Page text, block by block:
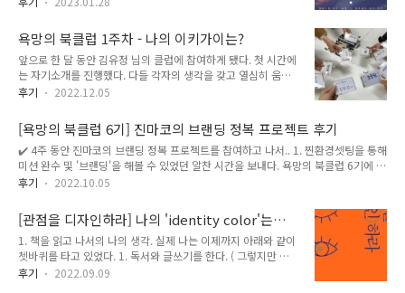
냈다는 뜻으로 받아들여진다. 다시 한번 아무런 생각 없이 살았
던, 수동적인 과거의 '나'의..
를 설정한 것만으로도 가슴이 설레고 삶이 변화했다고 느꼈었다.
그렇지만 시간이 지나면서 그 설렘은 사라지고 현실의 일들을 쳐
내느라 2 개월이 지나갔고 변화는 없었다. 그래서 어떻게 하면
내가 원하는 목표에 도달할 수 있을까 계속 고민해봤다. 책, 유튜
브 등을 찾으면서 고민하다가 내린 결론은 내가 원하는 목표를
한다. 이전과는 달라진 삶의 방식을 살아가기 위한 시작점. 그것
이 나에게는 '오전 5시..
욕망의 북클럽 1주차 - 나의 이키가이는?
앞으로 한 달 동안 김유정 님의 클럽에 참여하게 됐다. 첫 시간에
는 자기소개를 진행했다. 다들 각자의 생각을 갖고 열심히 움직
이고 있는 분들이어서 여기에 참여하길 너무 잘했다는 생각이 들
해서 정리해보려 한다. 1 ) 좋아하는 것 : 생각하는 것을 좋아함,
결이 맞는 사람들과 함께 의미있는 결과물을 만들어 내는 것을
좋아함, 고양이, 새로운 운동 해보는 걸 좋아함, 건강식품(영양
제, 단백질바 등등), 경제/트렌드 공부 하는 것을 좋아한다. 2 )
잘하는 것 : 행동하는 것, 판 벌리는 것, 책 구절 기록하기, 사람들
임지고 싶어하지 않는 (방치되어 있는) 어떤 '문제'를 해..
후기 2022.12.05
[욕망의 북클럽 6기] 진마코의 브랜딩 정복 프로젝트 후기
✔️ 4주 동안 진마코의 브랜딩 정복 프로젝트를 참여하고 나서.. 1. 찐환경셋팅을 통해
미션 완수 및 '브랜딩'을 해볼 수 있었던 알찬 시간을 보내다. 욕망의 북클럽 6기에 참
가했었던 9월은 2022년 중 나에게 가장 의미있었던 달이라고 할 수 있다. 나만의 브
1주차 모임을 시작하기 전 진마코님이 주신 설문지에 '환경셋팅'을 얻어가고 싶다고
작성했다. 그리고 열심히 설문지에 답을 적었지만 나의 의견이 얼마나 반영될 지 알
수 없었기에 전혀 기대를 하지 않았다. 그런데 왠걸, 정말 할 수 밖에 없는 환경을 셋
팅해주셨다. 미션을 해가지 못하면 모임에서 말할 게 없었다. 말할 게 없다는 것은 그
만큼 값진 시간에 내가 얻어갈 수 ..
후기 2022.10.05
[관점을 디자인하라] 나의 'identity color'는
#ff7f00.
1. 책을 읽고 나서의 나의 생각. 실제 나는 이제까지 아래와 같이
쳇바퀴를 타고 있었다. 1. 독서와 글쓰기를 한다. ( 그렇지만 책
을 열심히 읽고 글을 쓰는 그 순간에 일어나는 사소한 변화는 눈
후기 2022.09.09